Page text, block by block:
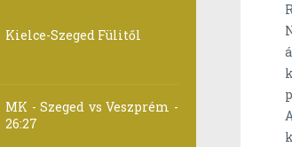
Kielce-Szeged Fülitől
MK - Szeged vs Veszprém -
26:27